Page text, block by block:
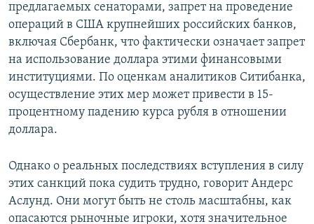
предлагаемых сенаторами, запрет на проведение
операций в США крупнейших российских банков,
включая Сбербанк, что фактически означает запрет
на использование доллара этими финансовыми
институциями. По оценкам аналитиков Ситибанка,
осуществление этих мер может привести в 15-
процентному падению курса рубля в отношении
доллара.
Однако о реальных последствиях вступления в силу
этих санкций пока судить трудно, говорит Андерс
Аслунд. Они могут быть не столь масштабны, как
опасаются рыночные игроки, хотя значительное